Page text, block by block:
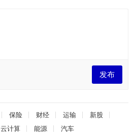
发布
保险 财经 运输
新股
云计算 能源 汽车